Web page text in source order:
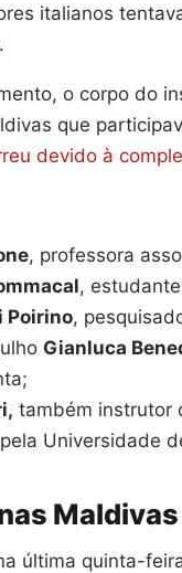
italianos
.
o corpo do
que
devido à
, professora
,
Poirino,
Gianluca
também instrutor
Universidade
Maldivas
última quinta-